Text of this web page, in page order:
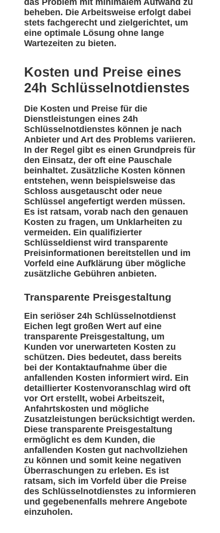
das Problem mit minimalem Aufwand zu
beheben. Die Arbeitsweise erfolgt dabei
stets fachgerecht und zielgerichtet, um
eine optimale Lösung ohne lange
Wartezeiten zu bieten.
Kosten und Preise eines
24h Schlüsselnotdienstes
Die Kosten und Preise für die
Dienstleistungen eines 24h
Schlüsselnotdienstes können je nach
Anbieter und Art des Problems variieren.
In der Regel gibt es einen Grundpreis für
den Einsatz, der oft eine Pauschale
beinhaltet. Zusätzliche Kosten können
entstehen, wenn beispielsweise das
Schloss ausgetauscht oder neue
Schlüssel angefertigt werden müssen.
Es ist ratsam, vorab nach den genauen
Kosten zu fragen, um Unklarheiten zu
vermeiden. Ein qualifizierter
Schlüsseldienst wird transparente
Preisinformationen bereitstellen und im
Vorfeld eine Aufklärung über mögliche
zusätzliche Gebühren anbieten.
Transparente Preisgestaltung
Ein seriöser 24h Schlüsselnotdienst
Eichen legt großen Wert auf eine
transparente Preisgestaltung, um
Kunden vor unerwarteten Kosten zu
schützen. Dies bedeutet, dass bereits
bei der Kontaktaufnahme über die
anfallenden Kosten informiert wird. Ein
detaillierter Kostenvoranschlag wird oft
vor Ort erstellt, wobei Arbeitszeit,
Anfahrtskosten und mögliche
Zusatzleistungen berücksichtigt werden.
Diese transparente Preisgestaltung
ermöglicht es dem Kunden, die
anfallenden Kosten gut nachvollziehen
zu können und somit keine negativen
Überraschungen zu erleben. Es ist
ratsam, sich im Vorfeld über die Preise
des Schlüsselnotdienstes zu informieren
und gegebenenfalls mehrere Angebote
einzuholen.